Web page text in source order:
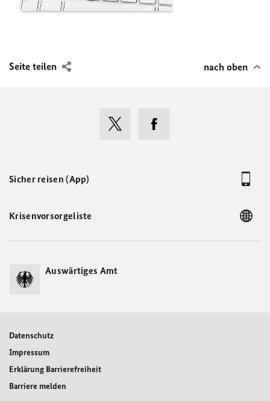
Seite teilen nach oben
Sicher reisen (App)
Krisenvorsorgeliste
Auswärtiges Amt
Datenschutz
Impressum
Erklärung Barrierefreiheit
Barriere melden